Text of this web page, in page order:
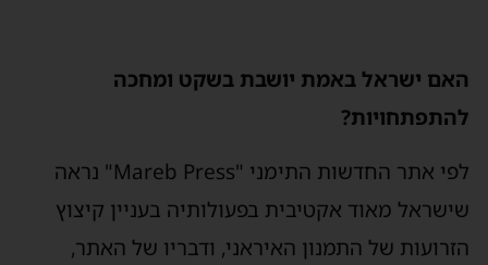
ישראל באמת יושבת בשקט ומחכה
לפי אתר החדשות התימני "Mareb Press" נראה
מאוד אקטיבית בפעולותיה בעניין קיצוץ
של התמנון האיראני, ודבריו של האתר,